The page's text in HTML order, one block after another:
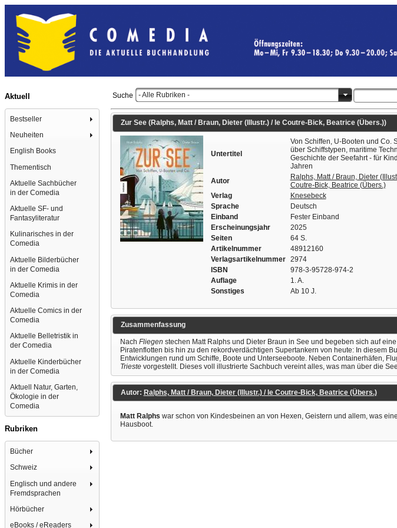
Aktuell
Bestseller
Neuheiten
English Books
Thementisch
Aktuelle Sachbücher
in der Comedia
Aktuelle SF- und
Fantasyliteratur
Kulinarisches in der
Comedia
Aktuelle Bilderbücher
in der Comedia
Aktuelle Krimis in der
Comedia
Aktuelle Comics in der
Comedia
Aktuelle Belletristik in
der Comedia
Aktuelle Kinderbücher
in der Comedia
Aktuell Natur, Garten,
Ökologie in der
Comedia
Rubriken
Bücher
Schweiz
Englisch und andere
Fremdsprachen
Hörbücher
eBooks / eReaders
Suche - Alle Rubriken -
Zur See (Ralphs, Matt / Braun, Dieter (Illustr.) / le Coutre-Bick, Beatrice (Übers.))
Untertitel
Von Schiffen, U-Booten und Co.
über Schiffstypen, maritime
Geschichte der Seefahrt - für
Jahren
Autor
Ralphs, Matt / Braun, Dieter
Coutre-Bick, Beatrice (Übers.)
Verlag
Knesebeck
Sprache
Deutsch
Einband
Fester Einband
Erscheinungsjahr
2025
Seiten
64 S.
Artikelnummer
48912160
Verlagsartikelnummer
2974
ISBN
978-3-95728-974-2
Auflage
1. A.
Sonstiges
Ab 10 J.
Zusammenfassung
Nach Fliegen stechen Matt Ralphs und Dieter Braun in See und begeben sich auf
Piratenflotten bis hin zu den rekordverdächtigen Supertankern von heute: In diesem
Entwicklungen rund um Schiffe, Boote und Unterseeboote. Neben Containerhäfen,
Triestevorgestellt. Dieses voll illustrierte Sachbuch vereint alles, was man über die
Autor: Ralphs, Matt / Braun, Dieter (Illustr.) / le Coutre-Bick, Beatrice (Übers.)
Matt Ralphs war schon von Kindesbeinen an von Hexen, Geistern und allem, was
Hausboot.